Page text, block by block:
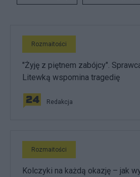
Rozmaitości
"Żyję z piętnem zabójcy".
Litewką wspomina tragedię
Redakcja
Rozmaitości
Kolczyki na każdą okazję – jak